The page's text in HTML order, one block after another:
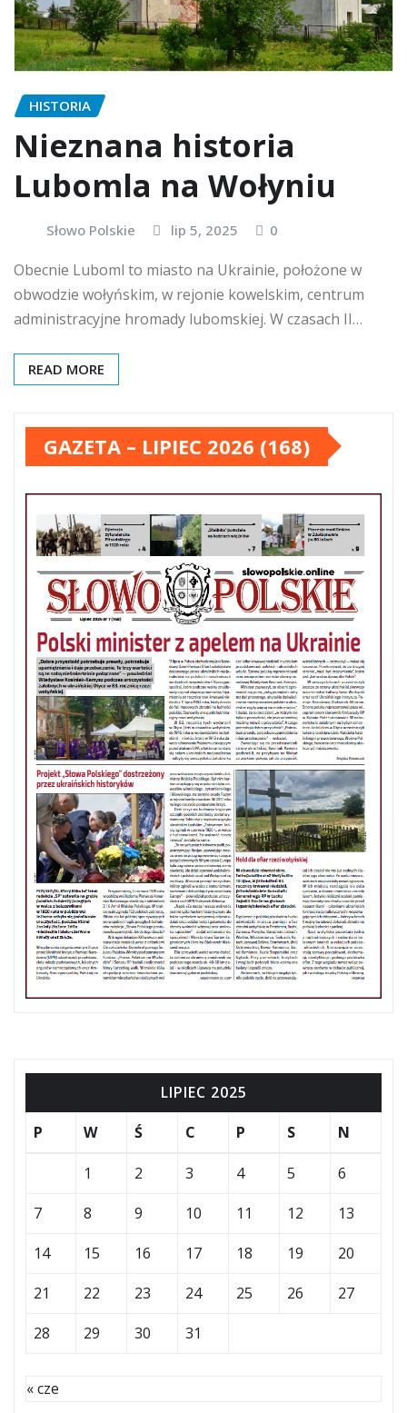
HISTORIA
Nieznana historia
Lubomla na Wołyniu
Słowo Polskie lip 5, 2025 0
Obecnie Luboml to miasto na Ukrainie, położone w
obwodzie wołyńskim, w rejonie kowelskim, centrum
administracyjne hromady lubomskiej. W czasach II…
READ MORE
GAZETA – LIPIEC 2026 (168)
LIPIEC 2025
P
W Ś C P S N
1 2 3 4 5
6
7
8 9 10 11 12
13
14
15 16 17 18 19
20
21
22 23 24 25 26
27
28
29 30 31
« cze